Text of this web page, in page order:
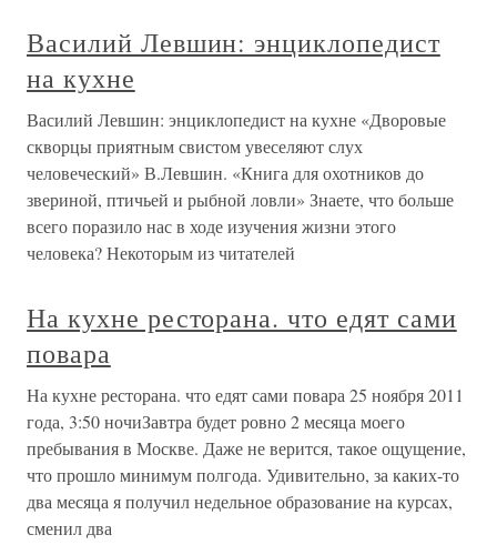
Василий Левшин: энциклопедист
на кухне
Василий Левшин: энциклопедист на кухне «Дворовые
скворцы приятным свистом увеселяют слух
человеческий» В.Левшин. «Книга для охотников до
звериной, птичьей и рыбной ловли» Знаете, что больше
всего поразило нас в ходе изучения жизни этого
человека? Некоторым из читателей
На кухне ресторана. что едят сами
повара
На кухне ресторана. что едят сами повара 25 ноября 2011
года, 3:50 ночиЗавтра будет ровно 2 месяца моего
пребывания в Москве. Даже не верится, такое ощущение,
что прошло минимум полгода. Удивительно, за каких-то
два месяца я получил недельное образование на курсах,
сменил два